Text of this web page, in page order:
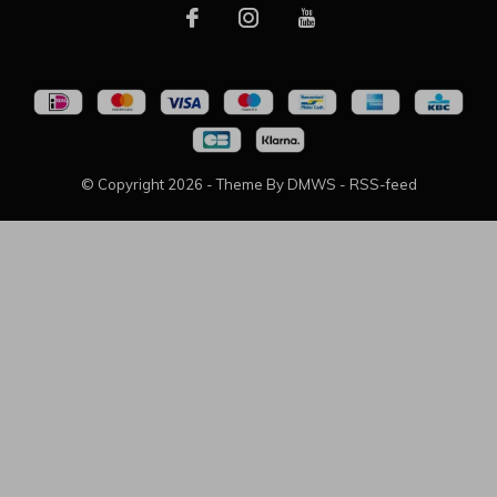
© Copyright 2026 - Theme By DMWS - RSS-feed